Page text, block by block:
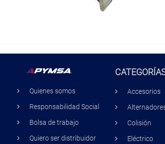
Quienes somos
Responsabilidad Social
Bolsa de trabajo
Quiero ser distribuidor
Accesorios
Colisión
Eléctrico